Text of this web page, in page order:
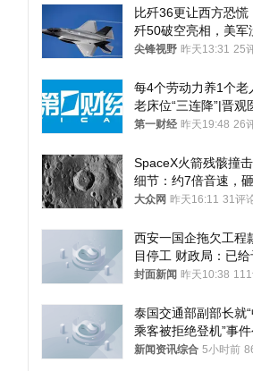
比歼36更让西方恐慌
歼50破空亮相，美军
的技术被拿下
尖锋视野 昨天13:31 25
每4个劳动力养1个老
老床位“三连降”|晋观
第一财经 昨天19:48 26
SpaceX火箭残骸撞
细节：约7倍音速，砸
径约30米撞击坑
大众网 昨天16:11 31评
西安一国企拖欠工程
目停工 财政局：已给
分，正督促整改
封面新闻 昨天10:38
泰国交通部副部长就“
乘客被拒绝登机”事件
表态
新闻资讯综合 5小时前